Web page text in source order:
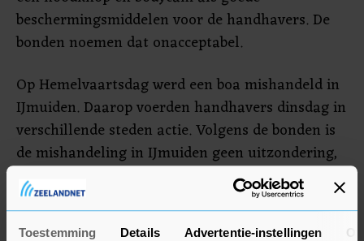
Toestemming Details Advertentie-instellingen
beschermingsmiddelen voor de handhavers. De
bonden noemen dat onacceptabel.
Op Hemelvaartsdag werd een boa mishandeld in
IJmuiden. Daarop voerden handhavers dinsdag in
verschillende steden actie. Volgens de bonden is
de mishandeling in IJmuiden geen uitzondering,
maar een treffend voorbeeld van de
omstandigheden waarin boa's hun werk moeten
doen.